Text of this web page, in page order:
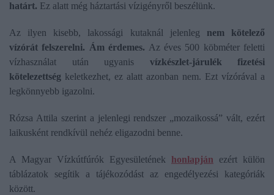
határt. Ez alatt még háztartási vízigényről beszélünk.
Az ilyen kisebb, lakossági kutaknál jelenleg nem kötelező
vízórát felszerelni. Ám érdemes. Az éves 500 köbméter feletti
vízhasználat után ugyanis vízkészlet-járulék fizetési
kötelezettség keletkezhet, ez alatt azonban nem. Ezt vízórával a
legkönnyebb igazolni.
Rózsa Attila szerint a jelenlegi rendszer „mozaikossá” vált, ezért
laikusként rendkívül nehéz eligazodni benne.
A Magyar Vízkútfúrók Egyesületének honlapján ezért külön
táblázatok segítik a tájékozódást az engedélyezési kategóriák
között.